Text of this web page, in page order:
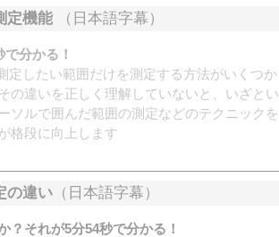
定機能 （日本語字幕）
分かる！
定したい範囲だけを測定する方法がいくつか
の違いを正しく理解していないと、いざとい
ソルで囲んだ範囲の測定などのテクニックを
格段に向上します
の違い （日本語字幕）
？それが5分54秒で分かる！